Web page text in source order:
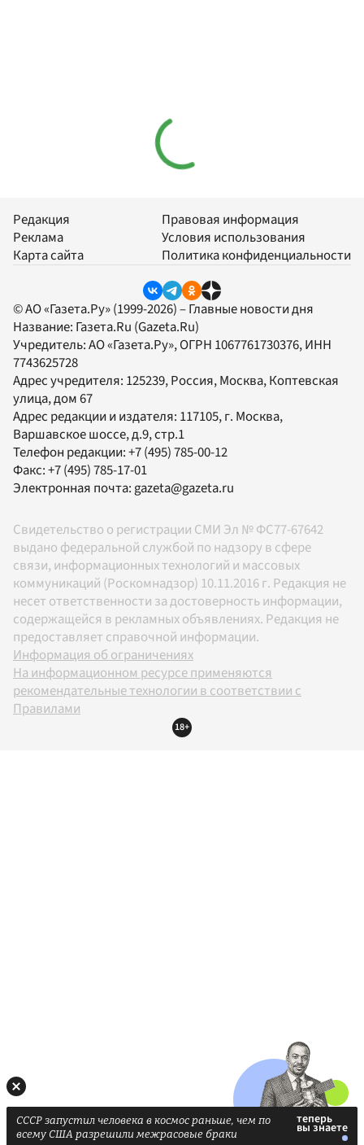
Редакция
Реклама
Карта сайта
Правовая информация
Условия использования
Политика конфиденциальности
© АО «Газета.Ру» (1999-2026) – Главные новости дня
Название: Газета.Ru (Gazeta.Ru)
Учредитель:АО «Газета.Ру», ОГРН 1067761730376, ИНН
7743625728
Адрес учредителя: 125239, Россия, Москва, Коптевская
улица, дом 67
Адрес редакции и издателя: 117105, г. Москва,
Варшавское шоссе, д.9, стр.1
Телефон редакции:+7 (495) 785-00-12
Факс:+7 (495) 785-17-01
Электронная почта:gazeta@gazeta.ru
Свидетельство о регистрации СМИ Эл № ФС77-67642
выдано федеральной службой по надзору в сфере
связи, информационных технологий и массовых
коммуникаций (Роскомнадзор) 10.11.2016 г. Редакция не
несет ответственности за достоверность информации,
содержащейся в рекламных объявлениях. Редакция не
предоставляет справочной информации.
Информация об ограничениях
На информационном ресурсе применяются
рекомендательные технологии в соответствии с
Правилами
18+
СССР запустил человека в космос раньше, чем по
всему США разрешили межрасовые браки